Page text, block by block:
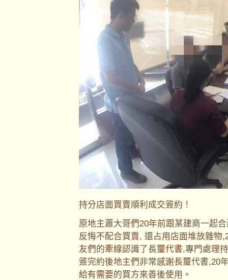
持分店面買賣順利成交簽約！
原地主蕭大哥們20年前跟某建商一起
反悔不配合買賣, 還占用店面堆放雜物
友們的牽線認識了長璽代書,專門處理
簽完約後地主們非常感謝長璽代書,20
給有需要的買方來善後使用。